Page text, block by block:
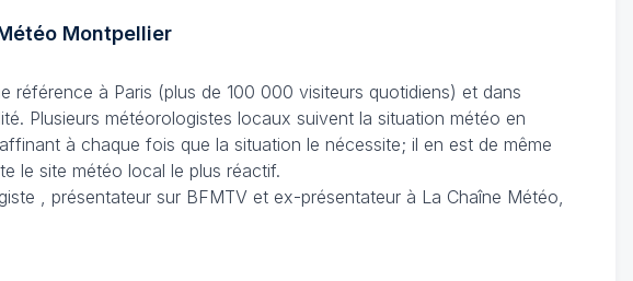
Montpellier
référence à Paris (plus de 100 000 visiteurs quotidiens) et dans
Plusieurs météorologistes locaux suivent la situation météo en
à chaque fois que la situation le nécessite; il en est de même
le site météo local le plus réactif.
, présentateur sur BFMTV et ex-présentateur à La Chaîne Météo,